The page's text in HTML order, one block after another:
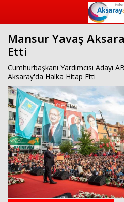
beylikdüzü
escort
beylikdüzü
escort
bayan
beylikdüzü
escort
bayan
escort
beylikdüzü
beylikdüzü
escort
Mansur Yavaş
Etti
Cumhurbaşkanı Yardımcısı Adayı
Aksaray'da Halka Hitap Etti